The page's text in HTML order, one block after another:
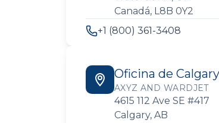
Canadá, L8B 0Y2
+1 (800) 361-3408
Oficina de Calgary
AXYZ AND WARDJET
4615 112 Ave SE #417
Calgary, AB